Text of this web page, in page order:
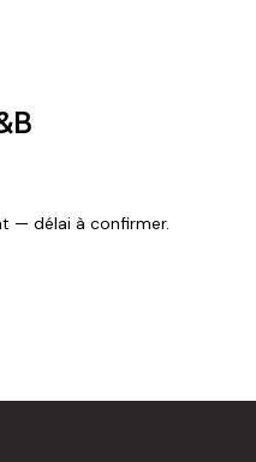
— délai à confirmer.